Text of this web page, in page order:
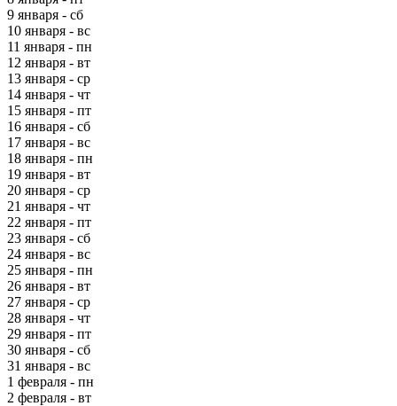
9 января - сб
10 января - вс
11 января - пн
12 января - вт
13 января - ср
14 января - чт
15 января - пт
16 января - сб
17 января - вс
18 января - пн
19 января - вт
20 января - ср
21 января - чт
22 января - пт
23 января - сб
24 января - вс
25 января - пн
26 января - вт
27 января - ср
28 января - чт
29 января - пт
30 января - сб
31 января - вс
1 февраля - пн
2 февраля - вт